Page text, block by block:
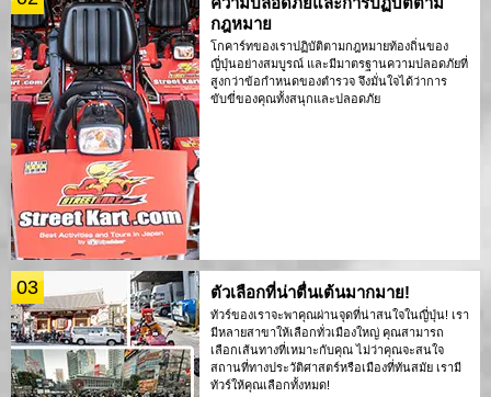
กฎหมาย
โกคาร์ทของเราปฏิบัติตามกฎหมายท้องถิ่นของ
ญี่ปุ่นอย่างสมบูรณ์ และมีมาตรฐานความปลอดภัยที่
สูงกว่าข้อกำหนดของตำรวจ จึงมั่นใจได้ว่าการ
ขับขี่ของคุณทั้งสนุกและปลอดภัย
03 ตัวเลือกที่น่าตื่นเต้นมากมาย!
ทัวร์ของเราจะพาคุณผ่านจุดที่น่าสนใจในญี่ปุ่น! เรา
มีหลายสาขาให้เลือกทั่วเมืองใหญ่ คุณสามารถ
เลือกเส้นทางที่เหมาะกับคุณ ไม่ว่าคุณจะสนใจ
สถานที่ทางประวัติศาสตร์หรือเมืองที่ทันสมัย เรามี
ทัวร์ให้คุณเลือกทั้งหมด!